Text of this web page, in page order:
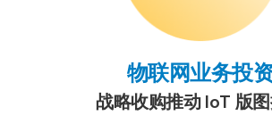
物联网业务投
战略收购推动 IoT 版